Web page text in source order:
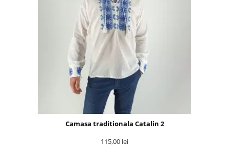
Camasa traditionala Catalin 2
115,00 lei